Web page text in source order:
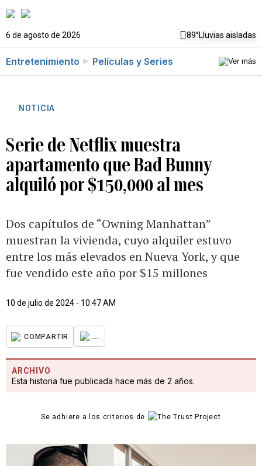
6 de agosto de 2026 89°Lluvias aisladas
Entretenimiento Películas y Series
NOTICIA
Serie de Netflix muestra
apartamento que Bad Bunny
alquiló por $150,000 al mes
Dos capítulos de “Owning Manhattan”
muestran la vivienda, cuyo alquiler estuvo
entre los más elevados en Nueva York, y que
fue vendido este año por $15 millones
10 de julio de 2024 - 10:47 AM
COMPARTIR ...
ARCHIVO
Esta historia fue publicada hace más de 2 años.
Se adhiere a los criterios de